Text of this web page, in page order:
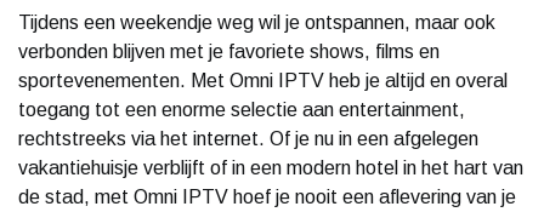
Tijdens een weekendje weg wil je ontspannen, maar ook
verbonden blijven met je favoriete shows, films en
sportevenementen. Met Omni IPTV heb je altijd en overal
toegang tot een enorme selectie aan entertainment,
rechtstreeks via het internet. Of je nu in een afgelegen
vakantiehuisje verblijft of in een modern hotel in het hart van
de stad, met Omni IPTV hoef je nooit een aflevering van je